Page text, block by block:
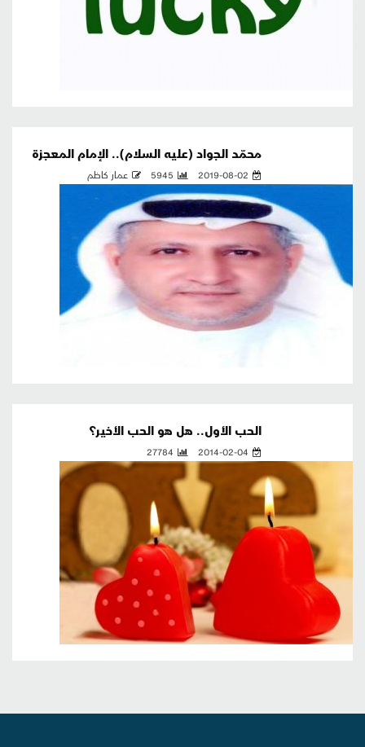
محمّد الجواد (عليه السلام).. الإمام المعجزة
2019-08-02
5945 عمار كاظم
الحب الأول.. هل هو الحب الأخير؟
2014-02-04
27784